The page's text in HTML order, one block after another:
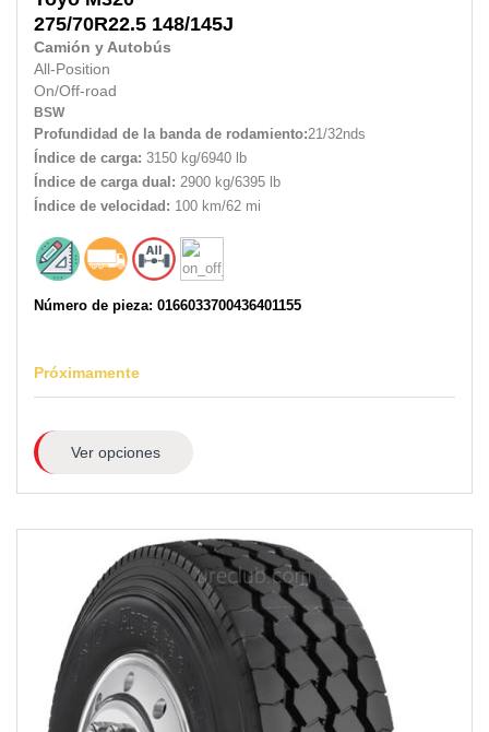
275/70R22.5 148/145J
Camión y Autobús
All-Position
On/Off-road
BSW
Profundidad de la banda de rodamiento:21/32nds
Índice de carga: 3150 kg/6940 lb
Índice de carga dual: 2900 kg/6395 lb
Índice de velocidad: 100 km/62 mi
Número de pieza: 0166033700436401155
Próximamente
Ver opciones